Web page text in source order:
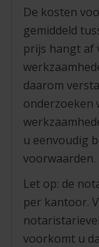
De kosten
gemiddeld
prijs hangt af
daarom
onderzoeken
u eenvoudig
voorwaarden.
Let op: de
per kantoor.
voorkomt u